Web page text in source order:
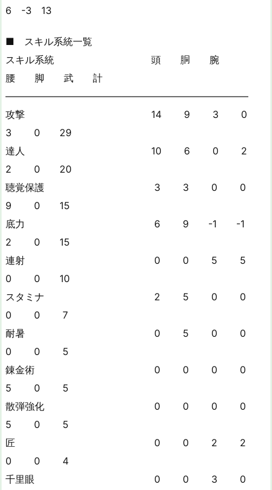
6 -3 13
■ スキル系統一覧
スキル系統 頭 胴 腕
腰 脚 武 計
—————————————————————————
攻撃 14 9 3 0
3 0 29
達人 10 6 0 2
2 0 20
聴覚保護 3 3 0 0
9 0 15
底力 6 9 -1 -1
2 0 15
連射 0 0 5 5
0 0 10
スタミナ 2 5 0 0
0 0 7
耐暑 0 5 0 0
0 0 5
錬金術 0 0 0 0
5 0 5
散弾強化 0 0 0 0
5 0 5
匠 0 0 2 2
0 0 4
千里眼 0 0 3 0